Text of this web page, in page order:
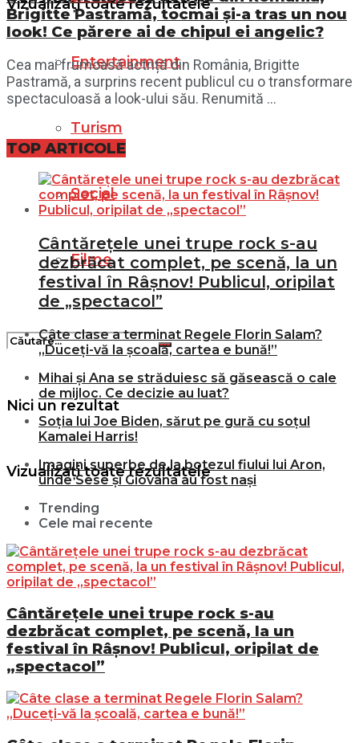
Vizualizați toate rezultatele
Entertainment
Turism
Social
Filme
Nici un rezultat
Vizualizați toate rezultatele
Brigitte Pastramă, tocmai și-a tras un nou
look! Ce părere ai de chipul ei angelic?
Cea mai frumoasă actriță din România, Brigitte
Pastramă, a surprins recent publicul cu o transformare
spectaculoasă a look-ului său. Renumită ...
TOP ARTICOLE
Cântărețele unei trupe rock s-au
dezbrăcat complet, pe scenă, la un
festival în Râșnov! Publicul, oripilat
de „spectacol”
Câte clase a terminat Regele Florin Salam?
„Duceți-vă la școală, cartea e bună!”
Mihai și Ana se străduiesc să găsească o cale
de mijloc. Ce decizie au luat?
Soția lui Joe Biden, sărut pe gură cu soțul
Kamalei Harris!
Imagini superbe de la botezul fiului lui Aron,
unde Sese și Giovana au fost nași
Trending
Cele mai recente
Cântărețele unei trupe rock s-au
dezbrăcat complet, pe scenă, la un
festival în Râșnov! Publicul, oripilat de
„spectacol”